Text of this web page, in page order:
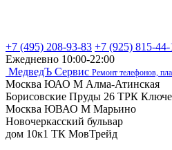
+7 (495) 208-93-83 +7 (925) 815-44-
Ежедневно 10:00-22:00
МедведЪ Сервис Ремонт телефонов,
Москва ЮАО М Алма-Атинская
Борисовские Пруды 26 ТРК
Москва ЮВАО М Марьино
Новочеркасский бульвар
дом 10к1 ТК МовТрейд